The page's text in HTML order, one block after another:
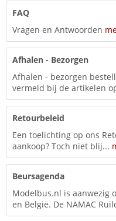
FAQ
Vragen en Antwoorden
Afhalen - Bezorgen
Afhalen - bezorgen
vermeld bij de artikelen
Retourbeleid
Een toelichting op ons
aankoop? Toch niet blij...
Beursagenda
Modelbus.nl is aanwezig
en België. De NAMAC